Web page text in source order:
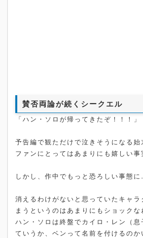
賛否両論が続くシークエル
「ハン・ソロが帰ってきたぞ！！！」
予告編で観ただけで泣きそうになる始
ファンにとってはあまりにも嬉しい事
しかし、作中でもっと恐ろしい事態
消えるわけがないと思っていたキャラ
まうというのはあまりにもショックな
ハン・ソロは終盤でカイロ・レン（息
ていうか、ベンって名前を付けるの